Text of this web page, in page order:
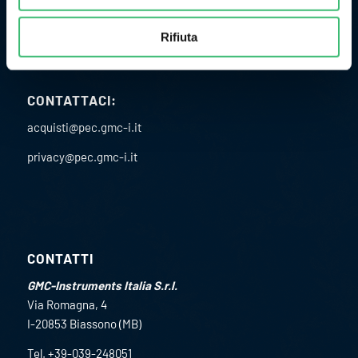
Rifiuta
C.F. 02891610582
Codice univoco SDI: USAL8PV
CONTATTACI:
acquisti@pec.gmc-i.it
privacy@pec.gmc-i.it
CONTATTI
GMC-Instruments Italia S.r.l.
Via Romagna, 4
I-20853 Biassono (MB)
Tel. +39-039-248051